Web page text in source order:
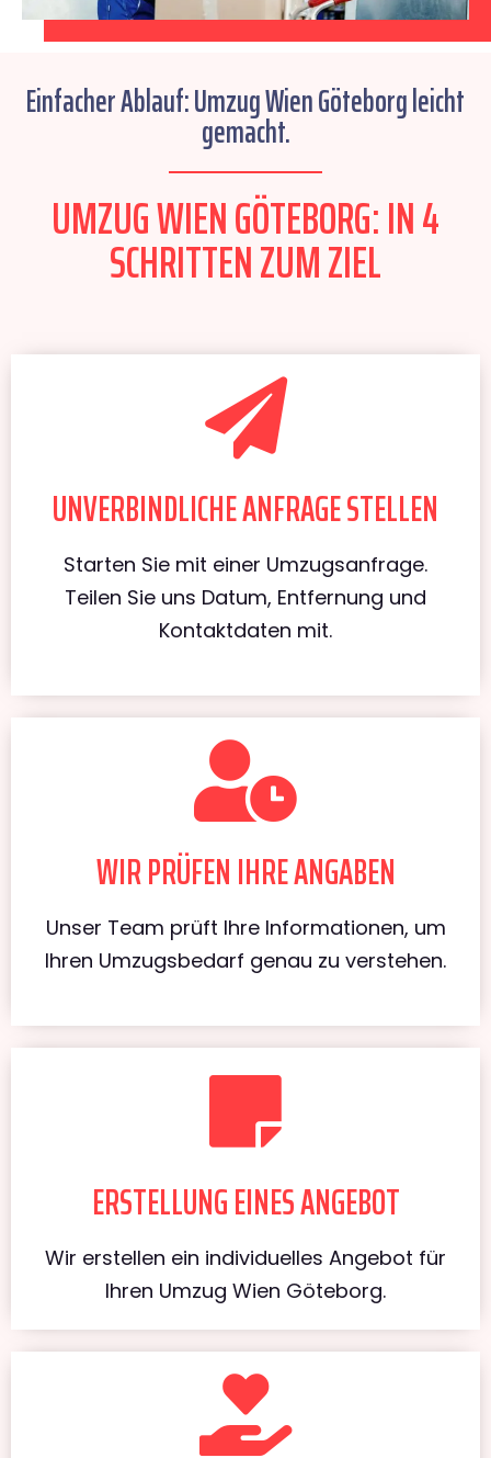
Einfacher Ablauf: Umzug Wien Göteborg leicht
gemacht.
UMZUG WIEN GÖTEBORG: IN 4
SCHRITTEN ZUM ZIEL
UNVERBINDLICHE ANFRAGE STELLEN
Starten Sie mit einer Umzugsanfrage.
Teilen Sie uns Datum, Entfernung und
Kontaktdaten mit.
WIR PRÜFEN IHRE ANGABEN
Unser Team prüft Ihre Informationen, um
Ihren Umzugsbedarf genau zu verstehen.
ERSTELLUNG EINES ANGEBOT
Wir erstellen ein individuelles Angebot für
Ihren Umzug Wien Göteborg.